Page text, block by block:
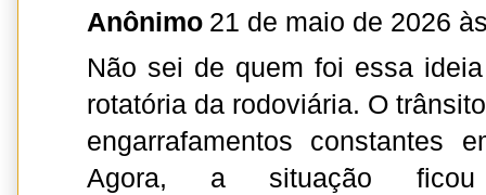
Anônimo 21 de maio de 2026
Não sei de quem foi essa
rotatória da rodoviária. O
engarrafamentos constantes
Agora, a situação